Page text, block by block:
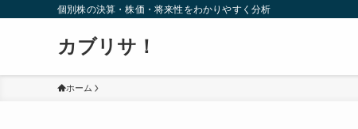
個別株の決算・株価・将来性をわかりやすく分析
カブリサ！
ホーム